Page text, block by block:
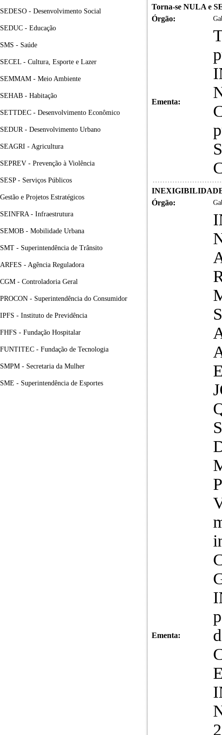
SEDESO - Desenvolvimento Social
SEDUC - Educação
SMS - Saúde
SECEL - Cultura, Esporte e Lazer
SEMMAM - Meio Ambiente
SEHAB - Habitação
SETTDEC - Desenvolvimento Econômico
SEDUR - Desenvolvimento Urbano
SEAGRI - Agricultura
SEPREV - Prevenção à Violência
SESP - Serviços Públicos
Gestão e Projetos Estratégicos
SEINFRA - Infraestrutura
SEMOB - Mobilidade Urbana
SMT - Superintendência de Trânsito
ARFES - Agência Reguladora
CGM - Controladoria Geral
PROCON - Superintendência do Consumidor
IPFS - Instituto de Previdência
FHFS - Fundação Hospitalar
FUNTITEC - Fundação de Tecnologia
SMPM - Secretaria da Mulher
SME - Superintendência de Esportes
Torna-se NULA e
Órgão:
Ementa:
INEXIGIBILIDADE
Órgão:
Ementa: